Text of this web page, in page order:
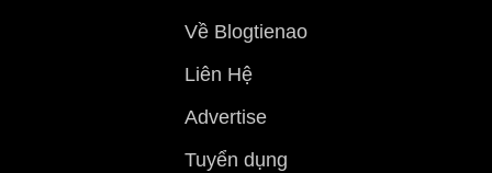
Về Blogtienao
Liên Hệ
Advertise
Tuyển dụng